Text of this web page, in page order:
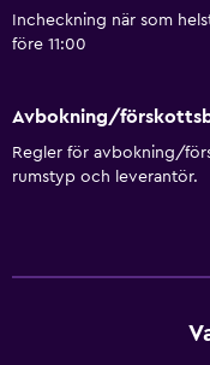
Incheckning när som
före 11:00
Avbokning/
Regler för avbokning/
rumstyp och leverantör.